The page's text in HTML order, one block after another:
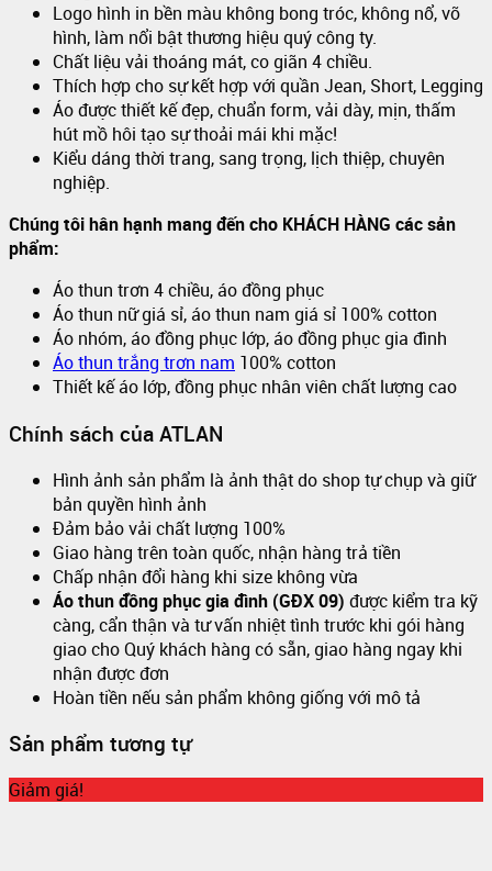
Logo hình in bền màu không bong tróc, không nổ, vỡ
hình, làm nổi bật thương hiệu quý công ty.
Chất liệu vải thoáng mát, co giãn 4 chiều.
Thích hợp cho sự kết hợp với quần Jean, Short, Legging
Áo được thiết kế đẹp, chuẩn form, vải dày, mịn, thấm
hút mồ hôi tạo sự thoải mái khi mặc!
Kiểu dáng thời trang, sang trọng, lịch thiệp, chuyên
nghiệp.
Chúng tôi hân hạnh mang đến cho KHÁCH HÀNG các sản
phẩm:
Áo thun trơn 4 chiều, áo đồng phục
Áo thun nữ giá sỉ, áo thun nam giá sỉ 100% cotton
Áo nhóm, áo đồng phục lớp, áo đồng phục gia đình
Áo thun trắng trơn nam 100% cotton
Thiết kế áo lớp, đồng phục nhân viên chất lượng cao
Chính sách của ATLAN
Hình ảnh sản phẩm là ảnh thật do shop tự chụp và giữ
bản quyền hình ảnh
Đảm bảo vải chất lượng 100%
Giao hàng trên toàn quốc, nhận hàng trả tiền
Chấp nhận đổi hàng khi size không vừa
Áo thun đồng phục gia đình (GĐX 09) được kiểm tra kỹ
càng, cẩn thận và tư vấn nhiệt tình trước khi gói hàng
giao cho Quý khách hàng có sẵn, giao hàng ngay khi
nhận được đơn
Hoàn tiền nếu sản phẩm không giống với mô tả
Sản phẩm tương tự
Giảm giá!